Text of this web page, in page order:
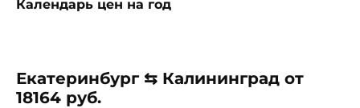
Календарь цен на год
Екатеринбург ⇆ Калининград от
18164 руб.